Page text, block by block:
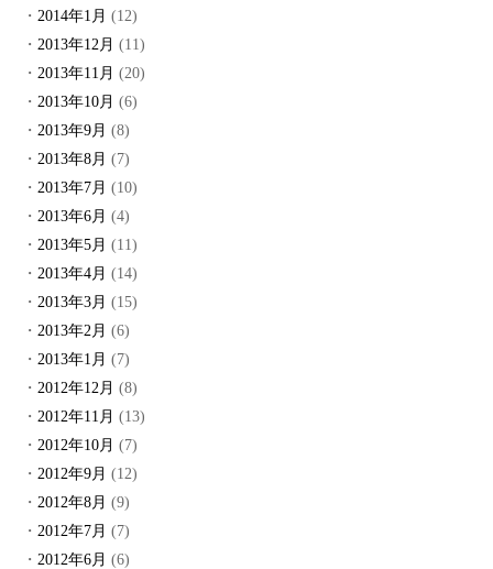
2014年1月 (12)
2013年12月 (11)
2013年11月 (20)
2013年10月 (6)
2013年9月 (8)
2013年8月 (7)
2013年7月 (10)
2013年6月 (4)
2013年5月 (11)
2013年4月 (14)
2013年3月 (15)
2013年2月 (6)
2013年1月 (7)
2012年12月 (8)
2012年11月 (13)
2012年10月 (7)
2012年9月 (12)
2012年8月 (9)
2012年7月 (7)
2012年6月 (6)